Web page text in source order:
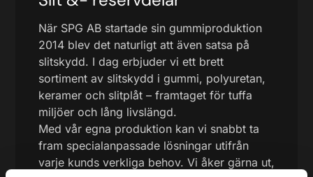
När SPG AB startade sin gummiproduktion
2014 blev det naturligt att även satsa på
slitskydd. I dag erbjuder vi ett brett
sortiment av slitskydd i gummi, polyuretan,
keramer och slitplåt – framtaget för tuffa
miljöer och lång livslängd.
Med vår egna produktion kan vi snabbt ta
fram specialanpassade lösningar utifrån
varje kunds verkliga behov. Vi åker gärna ut,